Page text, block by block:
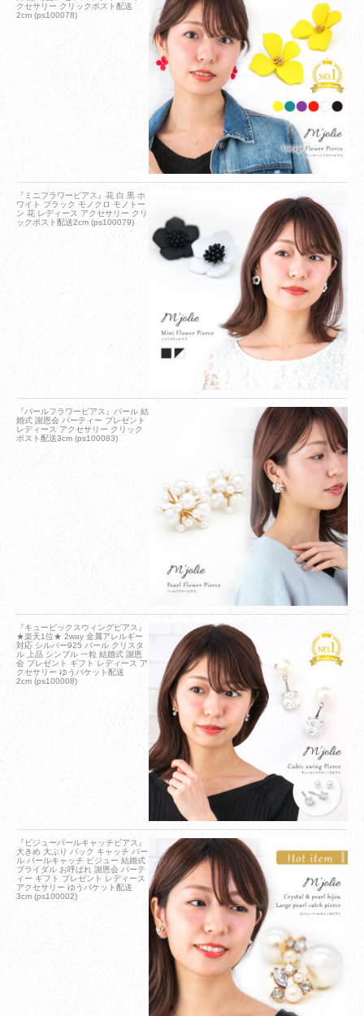
クセサリー クリックポスト配送
2cm (ps100078)
『ミニフラワーピアス』花 白 黒 ホ
ワイト ブラック モノクロ モノトー
ン 花 レディース アクセサリー クリ
ックポスト配送2cm (ps100079)
『パールフラワーピアス』パール 結
婚式 謝恩会 パーティー プレゼント
レディース アクセサリー クリック
ポスト配送3cm (ps100083)
『キュービックスウィングピアス』
★楽天1位★ 2way 金属アレルギー
対応 シルバー925 パール クリスタ
ル 上品 シンプル 一粒 結婚式 謝恩
会 プレゼント ギフト レディース ア
クセサリー ゆうパケット配送
2cm (ps100008)
『ビジューパールキャッチピアス』
大きめ 大ぶり バック キャッチ パー
ル パールキャッチ ビジュー 結婚式
ブライダル お呼ばれ 謝恩会 パーテ
ィー ギフト プレゼント レディース
アクセサリー ゆうパケット配送
3cm (ps100002)